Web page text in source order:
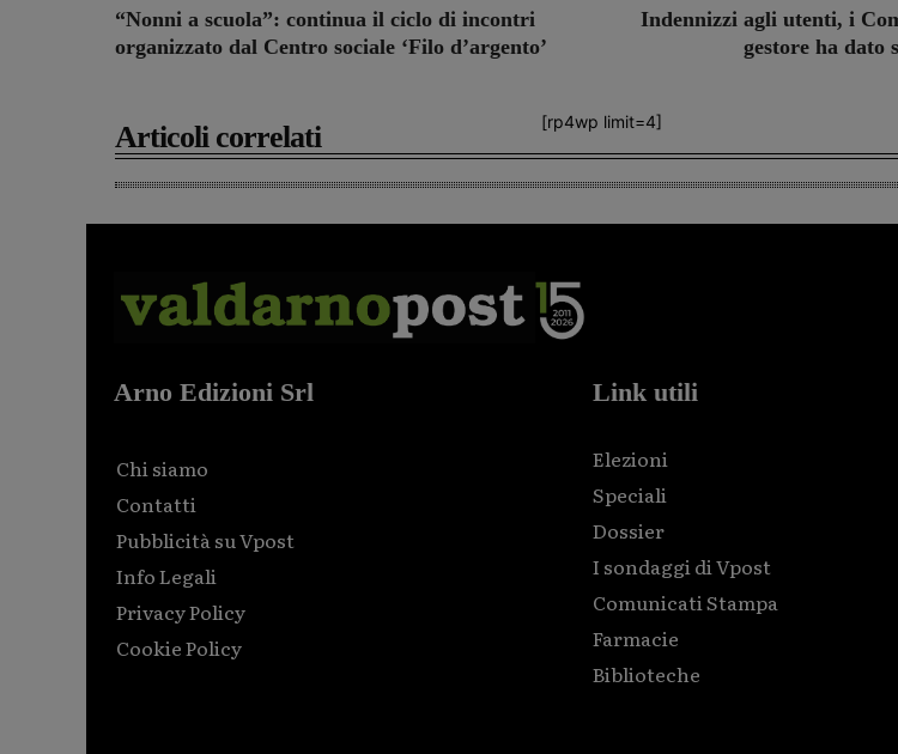
“Nonni a scuola”: continua il ciclo di incontri
organizzato dal Centro sociale ‘Filo d’argento’
Indennizzi agli utenti, i
gestore ha dato
[rp4wp limit=4]
Articoli correlati
Arno Edizioni Srl
Chi siamo
Contatti
Pubblicità su Vpost
Info Legali
Privacy Policy
Cookie Policy
Link utili
Elezioni
Speciali
Dossier
I sondaggi di Vpost
Comunicati Stampa
Farmacie
Biblioteche